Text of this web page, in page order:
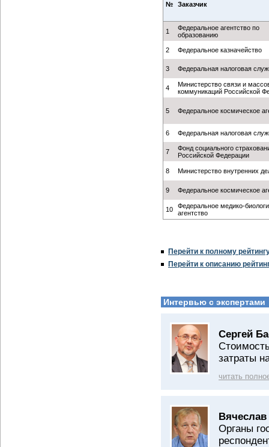
№ Заказчик
1
Федеральное агентство по
образованию
2 Федеральное казначейство
3 Федеральная налоговая
4
Министерство связи и
коммуникаций Российской
5 Федеральное космическое
6 Федеральная налоговая
7
Фонд социального
Российской Федерации
8 Министерство внутренних
9 Федеральное космическое
10
Федеральное медико-
агентство
Перейти к полному
Перейти к описанию
Интервью с экспертами
Сергей
затраты
читать
Органы